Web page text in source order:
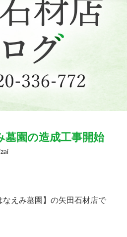
墓園の造成工事開始
えみ墓園】の矢田石材店で